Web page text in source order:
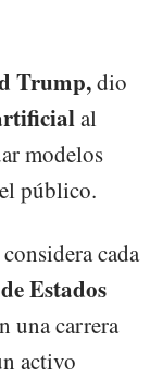
Trump,dio
al
modelos
público.
cada
Estados
una carrera
activo